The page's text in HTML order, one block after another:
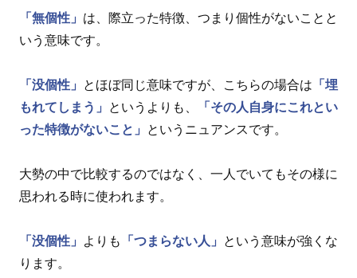
「無個性」 は、際立った特徴、つまり個性がないことと
いう意味です。
「没個性」 とほぼ同じ意味ですが、こちらの場合は 「埋
もれてしまう」
というよりも、
「その人自身にこれとい
った特徴がないこと」
というニュアンスです。
大勢の中で比較するのではなく、一人でいてもその様に
思われる時に使われます。
「没個性」 よりも 「つまらない人」
という意味が強くな
ります。